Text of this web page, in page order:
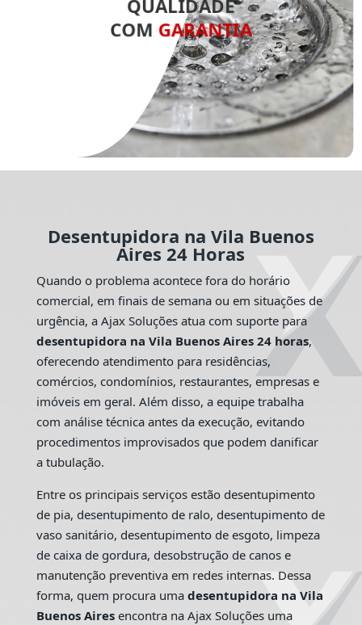
QUALIDADE
COM GARANTIA
Desentupidora na Vila Buenos
Aires 24 Horas
Quando o problema acontece fora do horário
comercial, em finais de semana ou em situações de
urgência, a Ajax Soluções atua com suporte para
desentupidora na Vila Buenos Aires 24 horas,
oferecendo atendimento para residências,
comércios, condomínios, restaurantes, empresas e
imóveis em geral. Além disso, a equipe trabalha
com análise técnica antes da execução, evitando
procedimentos improvisados que podem danificar
a tubulação.
Entre os principais serviços estão desentupimento
de pia, desentupimento de ralo, desentupimento de
vaso sanitário, desentupimento de esgoto, limpeza
de caixa de gordura, desobstrução de canos e
manutenção preventiva em redes internas. Dessa
forma, quem procura uma desentupidora na Vila
Buenos Airesencontra na Ajax Soluções uma